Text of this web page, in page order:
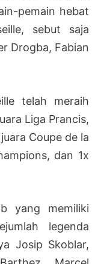
pemain hebat
sebut saja
Drogba, Fabian
telah meraih
Liga Prancis,
Coupe de la
dan 1x
yang memiliki
legenda
Josip Skoblar,